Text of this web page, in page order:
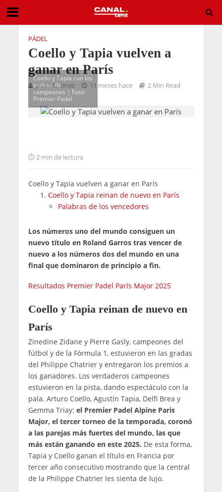
PÁDEL
Coello y Tapia vuelven a
ganar en París
José Martínez 11 meses hace 2 Min Read
Coello y Tapia con los
trofeos de
campeones | Foto:
Premier Padel
2 min de lectura
Coello y Tapia vuelven a ganar en París
Coello y Tapia reinan de nuevo en París
Palabras de los vencedores
Los números uno del mundo consiguen un
nuevo título en Roland Garros tras vencer de
nuevo a los números dos del mundo en una
final que dominaron de principio a fin.
Resultados Premier Padel París Major 2025
Coello y Tapia reinan de nuevo en
París
Zinedine Zidane y Pierre Gasly, campeones del
fútbol y de la Fórmula 1, estuvieron en las gradas
del Philippe Chatrier y entregaron los premios a
los ganadores. Los verdaderos campeones
estuvieron en la pista, dando espectáculo con la
pala. Arturo Coello, Agustín Tapia, Delfi Brea y
Gemma Triay: el Premier Padel Alpine Paris
Major, el tercer torneo de la temporada, coronó
a las parejas más fuertes del mundo, las que
más están ganando en este 2025. De esta forma,
Tapia y Coello ganan el título en Francia por
tercer año consecutivo mostrando que la central
de la Philippe Chatrier les sienta de lujo.